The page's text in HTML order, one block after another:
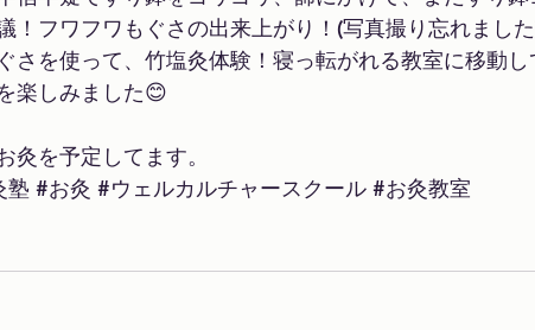
！フワフワもぐさの出来上がり！(写真撮り忘れまし
さを使って、竹塩灸体験！寝っ転がれる教室に移動
楽しみました😊
灸を予定してます。
塾 #お灸 #ウェルカルチャースクール #お灸教室